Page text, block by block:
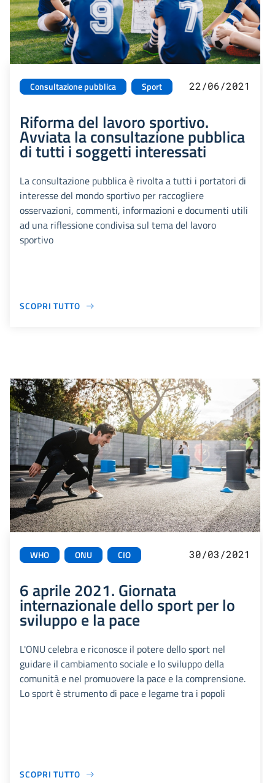
Consultazione pubblica Sport 22/06/2021
Riforma del lavoro sportivo.
Avviata la consultazione pubblica
di tutti i soggetti interessati
La consultazione pubblica è rivolta a tutti i portatori di
interesse del mondo sportivo per raccogliere
osservazioni, commenti, informazioni e documenti utili
ad una riflessione condivisa sul tema del lavoro
sportivo
SCOPRI TUTTO
WHO ONU CIO 30/03/2021
6 aprile 2021. Giornata
internazionale dello sport per lo
sviluppo e la pace
L'ONU celebra e riconosce il potere dello sport nel
guidare il cambiamento sociale e lo sviluppo della
comunità e nel promuovere la pace e la comprensione.
Lo sport è strumento di pace e legame tra i popoli
SCOPRI TUTTO